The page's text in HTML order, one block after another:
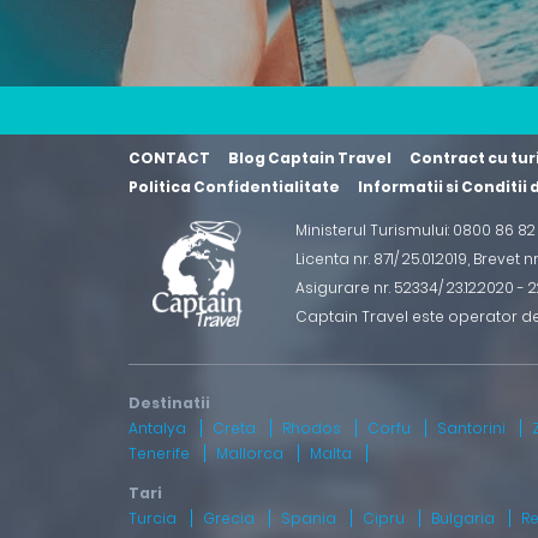
CONTACT Blog Captain Travel
Contract cu
Politica Confidentialitate
Informatii si Conditii
Ministerul Turismului: 0800 86
Licenta nr. 871/ 25.01.2019, Brevet
Asigurare nr. 52334/ 23.12.2020 -
Captain Travel este operator
Antalya Creta Rhodos Corfu Santorini
Tenerife
Mallorca Malta
Turcia Grecia Spania Cipru Bulgaria